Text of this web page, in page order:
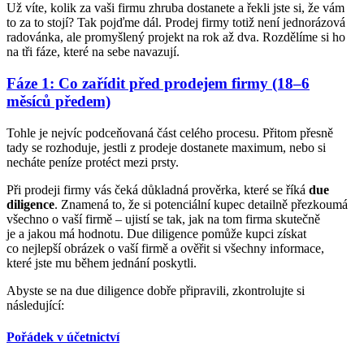
Už víte, kolik za vaši firmu zhruba dostanete a řekli jste si, že vám
to za to stojí? Tak pojďme dál. Prodej firmy totiž není jednorázová
radovánka, ale promyšlený projekt na rok až dva. Rozdělíme si ho
na tři fáze, které na sebe navazují.
Fáze 1: Co zařídit před prodejem firmy (18–6
měsíců předem)
Tohle je nejvíc podceňovaná část celého procesu. Přitom přesně
tady se rozhoduje, jestli z prodeje dostanete maximum, nebo si
necháte peníze protéct mezi prsty.
Při prodeji firmy vás čeká důkladná prověrka, které se říká due
diligence. Znamená to, že si potenciální kupec detailně přezkoumá
všechno o vaší firmě – ujistí se tak, jak na tom firma skutečně
je a jakou má hodnotu. Due diligence pomůže kupci získat
co nejlepší obrázek o vaší firmě a ověřit si všechny informace,
které jste mu během jednání poskytli.
Abyste se na due diligence dobře připravili, zkontrolujte si
následující:
Pořádek v účetnictví